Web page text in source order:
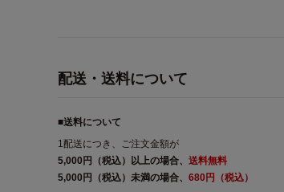
配送・送料について
■送料について
1配送につき、ご注文金額が
5,000円（税込）以上の場合、 送料無料
5,000円（税込）未満の場合、 680円（税込）